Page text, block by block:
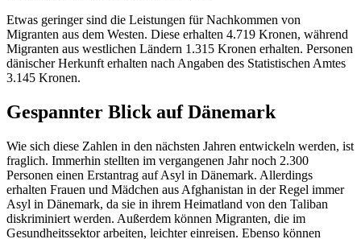
Etwas geringer sind die Leistungen für Nachkommen von
Migranten aus dem Westen. Diese erhalten 4.719 Kronen, während
Migranten aus westlichen Ländern 1.315 Kronen erhalten. Personen
dänischer Herkunft erhalten nach Angaben des Statistischen Amtes
3.145 Kronen.
Gespannter Blick auf Dänemark
Wie sich diese Zahlen in den nächsten Jahren entwickeln werden, ist
fraglich. Immerhin stellten im vergangenen Jahr noch 2.300
Personen einen Erstantrag auf Asyl in Dänemark. Allerdings
erhalten Frauen und Mädchen aus Afghanistan in der Regel immer
Asyl in Dänemark, da sie in ihrem Heimatland von den Taliban
diskriminiert werden. Außerdem können Migranten, die im
Gesundheitssektor arbeiten, leichter einreisen. Ebenso können